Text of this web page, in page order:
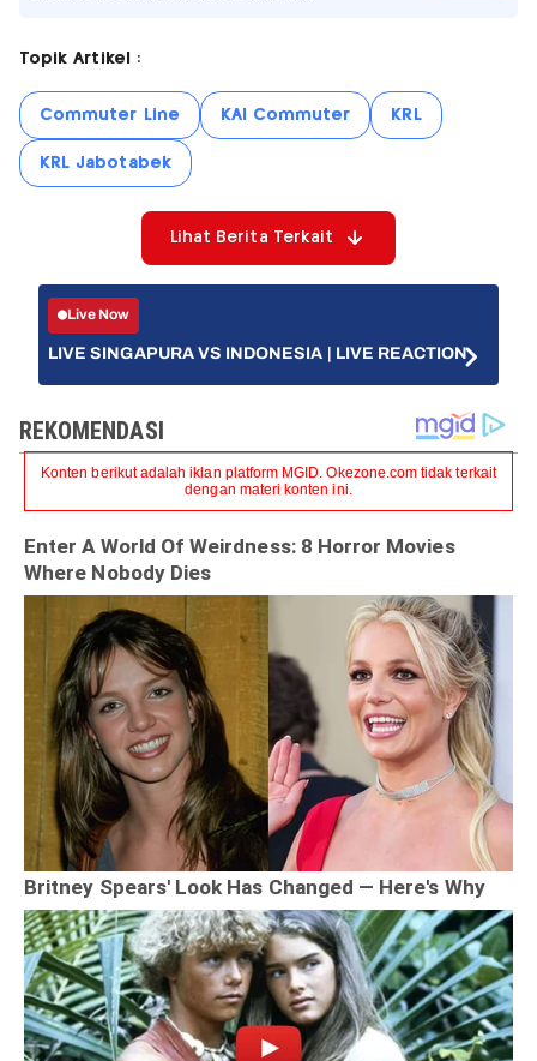
Topik Artikel :
Commuter Line KAI Commuter KRL
KRL Jabotabek
Lihat Berita Terkait
Live Now
LIVE SINGAPURA VS INDONESIA | LIVE REACTION